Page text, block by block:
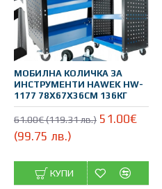
МОБИЛНА КОЛИЧКА ЗА
ИНСТРУМЕНТИ HAWEK HW-
1177 78Х67X36СМ 136КГ
61.00€ (119.31 лв.) 51.00€
(99.75 лв.)
КУПИ